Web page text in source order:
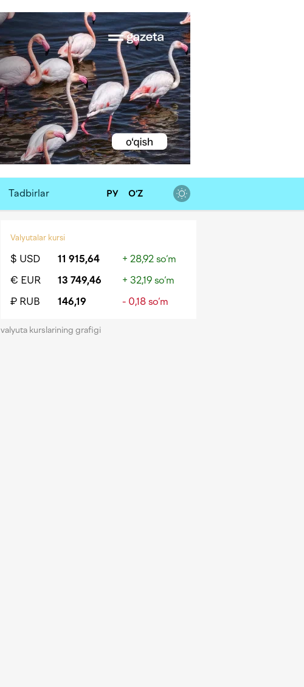
Tadbirlar РУ O‘Z
Valyutalar kursi
$ USD 11 915,64
+ 28,92 so‘m
€ EUR
13 749,46
+ 32,19 so‘m
₽ RUB
146,19 - 0,18 so‘m
valyuta kurslarining grafigi